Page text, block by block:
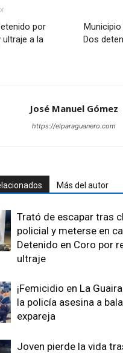
por
a la
Dos
José Manuel Gómez
https://elparaguanero.com
Más del autor
Trató de escapar tras
policial y meterse en
Detenido en Coro por
ultraje
¡Femicidio en La
la policía asesina a
expareja
Joven pierde la vida